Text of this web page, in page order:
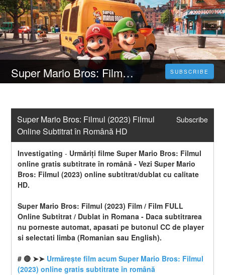
Super Mario Bros: Filmul (2023) Filmul Online Subtitrat în Română HD SUBSCRIBE
Super Mario Bros: Filmul (2023) Filmul
Online Subtitrat în Română HD
Subscribe
Investigating - Urmăriți filme Super Mario Bros: Filmul
online gratis subtitrate în română - Vezi Super Mario
Bros: Filmul (2023) online subtitrat/dublat cu calitate
HD.
Super Mario Bros: Filmul (2023) Film / Film FULL
Online Subtitrat / Dublat in Romana - Daca subtitrarea
nu porneste automat, apasati pe butonul CC de player
si selectati limba (Romanian sau English).
# 🔴 ➤➤ Urmărește film acum Super Mario Bros: Filmul
(2023) online gratis subtitrate în română